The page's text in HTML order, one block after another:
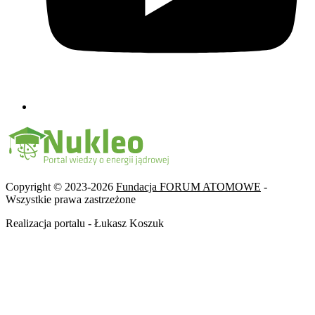
Copyright © 2023-2026 Fundacja FORUM ATOMOWE -
Wszystkie prawa zastrzeżone
Realizacja portalu - Łukasz Koszuk